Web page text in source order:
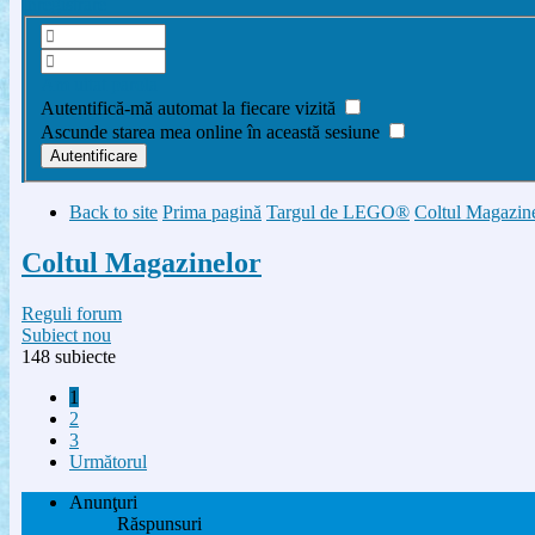
Autentifică-mă automat la fiecare vizită
Ascunde starea mea online în această sesiune
Back to site Prima pagină Targul de LEGO® Coltul
Coltul Magazinelor
Reguli forum
Subiect nou
148 subiecte
1
2
3
Următorul
Anunţuri
Răspunsuri